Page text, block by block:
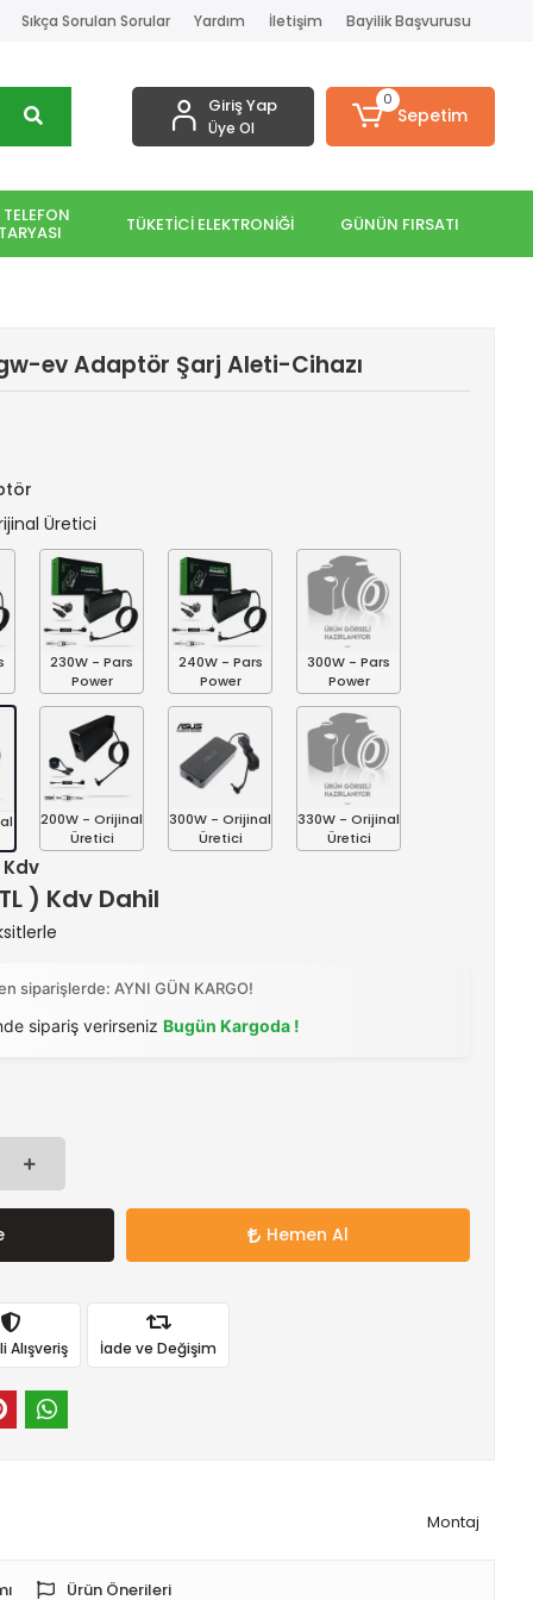
Sıkça Sorulan Sorular Yardım İletişim Bayilik Başvurusu
Giriş Yap
Üye Ol
0
Sepetim
TÜKETİCİ ELEKTRONİĞİ GÜNÜN FIRSATI
ev Adaptör Şarj Aleti-Cihazı
Üretici
230W - Pars
Power
240W - Pars
Power
300W - Pars
Power
200W - Orijinal
Üretici
300W - Orijinal
Üretici
330W - Orijinal
Üretici
Kdv
) Kdv Dahil
siparişlerde: AYNI GÜN KARGO!
sipariş verirseniz Bugün Kargoda !
Hemen Al
Alışveriş İade ve Değişim
Montaj
Ürün Önerileri